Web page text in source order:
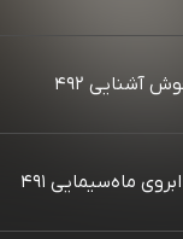
آشنایی ۴۹۲
ماه‌سیمایی ۴۹۱